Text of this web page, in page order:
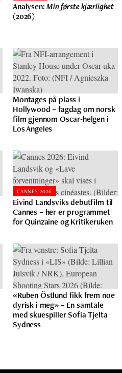
Analysen: Min første kjærlighet
(2026)
Montages på plass i
Hollywood – fagdag om norsk
film gjennom Oscar-helgen i
Los Angeles
CANNES 2026
Eivind Landsviks debutfilm til
Cannes – her er programmet
for Quinzaine og Kritikeruken
«Ruben Östlund fikk frem noe
dyrisk i meg» – En samtale
med skuespiller Sofia Tjelta
Sydness